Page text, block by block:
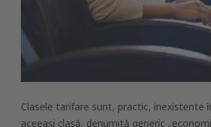
Clasele tarifare sunt, practic, inexistente
aceeași clasă, denumită generic